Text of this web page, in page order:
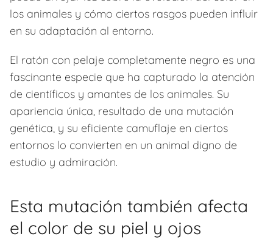
los animales y cómo ciertos rasgos pueden influir
en su adaptación al entorno.
El ratón con pelaje completamente negro es una
fascinante especie que ha capturado la atención
de científicos y amantes de los animales. Su
apariencia única, resultado de una mutación
genética, y su eficiente camuflaje en ciertos
entornos lo convierten en un animal digno de
estudio y admiración.
Esta mutación también afecta
el color de su piel y ojos